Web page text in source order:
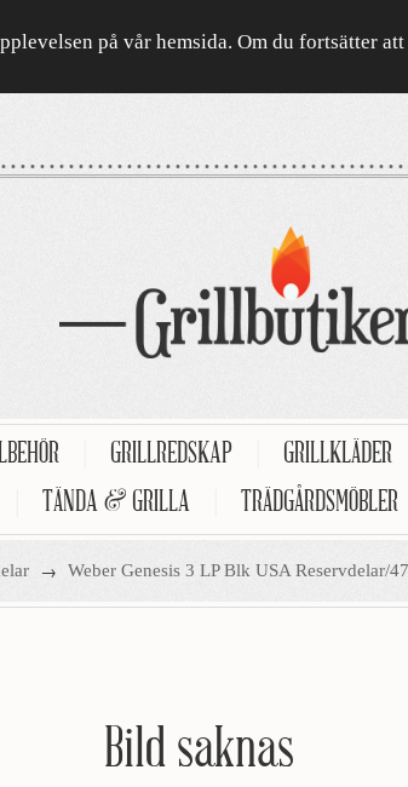
på vår hemsida. Om du fortsätter
GRILLREDSKAP GRILLKLÄDER
TÄNDA & GRILLA TRÄDGÅRDSMÖBLER
→ Weber Genesis 3 LP Blk USA Reservdelar/
Bild saknas